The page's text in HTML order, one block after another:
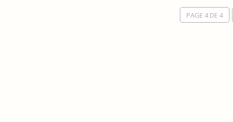
PAGE 4 DE 4